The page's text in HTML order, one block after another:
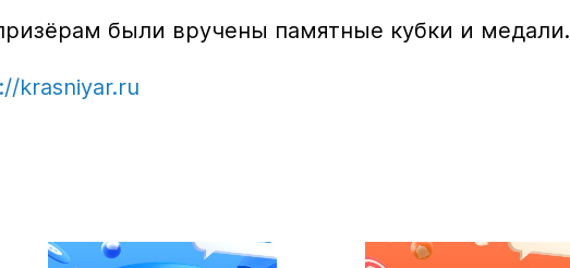
были вручены памятные кубки и медали.
krasniyar.ru